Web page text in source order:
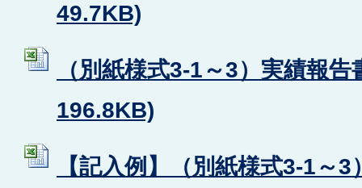
49.7KB)
（別紙様式3-1～3）実績報
196.8KB)
【記入例】（別紙様式3-1～